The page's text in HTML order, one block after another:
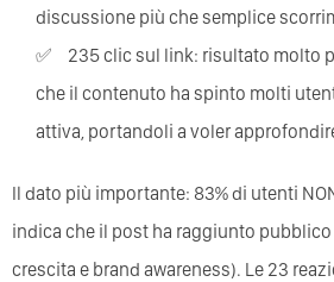
discussione più che semplice
235 clic sul link: risultato molto positivo. Significa
che il contenuto ha spinto molti
attiva, portandoli a voler
Il dato più importante: 83% di utenti
indica che il post ha raggiunto
crescita e brand awareness). Le 23